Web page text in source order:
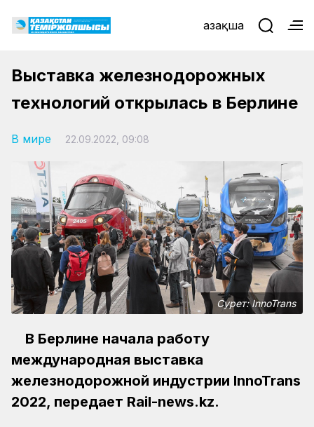
Қазақша
Выставка железнодорожных
технологий открылась в Берлине
В мире 22.09.2022, 09:08
Сурет: InnoTrans
В Берлине начала работу
международная выставка
железнодорожной индустрии InnoTrans
2022, передает Rail-news.kz.